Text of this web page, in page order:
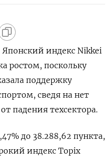
индекс Nikkei
ростом, поскольку
поддержку
сведя на нет
падения техсектора.
до 38.288,62 пункта,
индекс Topix